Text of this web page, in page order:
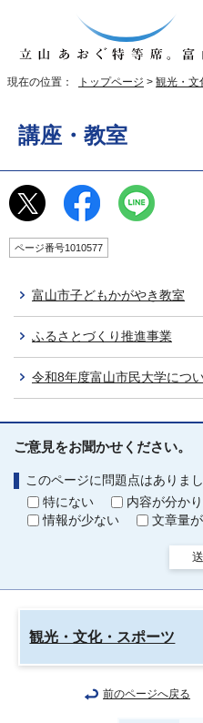
現在の位置： トップページ > 観光・文
講座・教室
ページ番号1010577
富山市子どもかがやき教室
ふるさとづくり推進事業
令和8年度富山市民大学につ
ご意見をお聞かせください。
このページに問題点はありま
特にない
内容が分か
情報が少ない
文章量
観光・文化・スポーツ
前のページへ戻る